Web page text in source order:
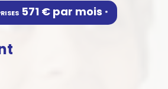
571 € par mois *